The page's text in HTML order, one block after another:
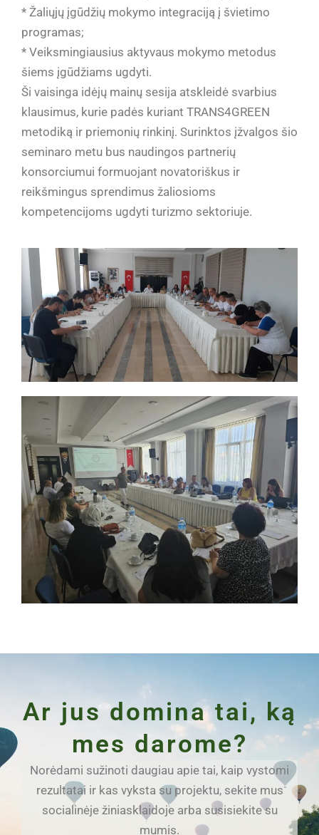
* Žaliųjų įgūdžių mokymo integraciją į švietimo
programas;
* Veiksmingiausius aktyvaus mokymo metodus
šiems įgūdžiams ugdyti.
Ši vaisinga idėjų mainų sesija atskleidė svarbius
klausimus, kurie padės kuriant TRANS4GREEN
metodiką ir priemonių rinkinį. Surinktos įžvalgos šio
seminaro metu bus naudingos partnerių
konsorciumui formuojant novatoriškus ir
reikšmingus sprendimus žaliosioms
kompetencijoms ugdyti turizmo sektoriuje.
Ar jus domina tai, ką
mes darome?
Norėdami sužinoti daugiau apie tai, kaip vystomi
rezultatai ir kas vyksta su projektu, sekite mus
socialinėje žiniasklaidoje arba susisiekite su
mumis.